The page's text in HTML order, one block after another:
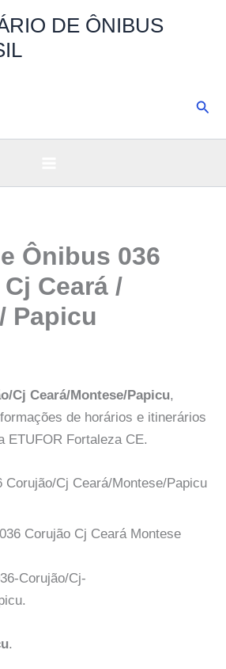
DE ÔNIBUS
Ônibus 036
Ceará /
Papicu
Cj Ceará/Montese/Papicu,
de horários e itinerários
ETUFOR Fortaleza CE.
Corujão/Cj Ceará/Montese/Papicu
Corujão Cj Ceará Montese
Corujão/Cj-
.